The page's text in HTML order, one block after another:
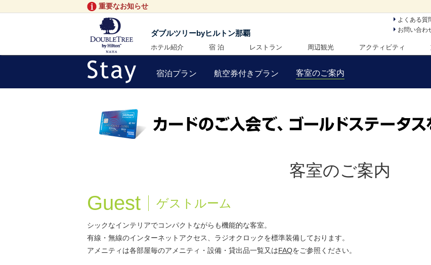
重要なお知らせ
ダブルツリーbyヒルトン那覇
よくある質
お問い合わ
ホテル紹介 宿 泊 レストラン 周辺観光 アクティビティ
宿泊プラン 航空券付きプラン 客室のご案内
客室のご案内
Guest ゲストルーム
シックなインテリアでコンパクトながらも機能的な客室。
有線・無線のインターネットアクセス、ラジオクロックを標準装備しております。
アメニティは各部屋毎のアメニティ・設備・貸出品一覧又はFAQをご参照ください。